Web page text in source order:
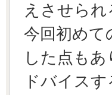
えさせられ
今回初めて
した点も
ドバイス